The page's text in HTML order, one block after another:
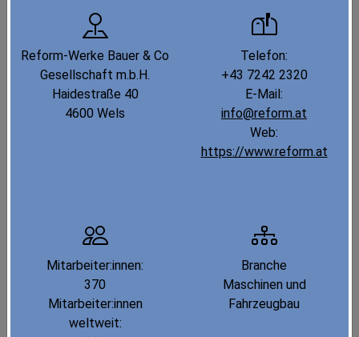
Reform-Werke Bauer & Co
Gesellschaft m.b.H.
Haidestraße 40
4600 Wels
Telefon:
+43 7242 2320
E-Mail:
info@reform.at
Web:
https://www.reform.at
Mitarbeiter:innen:
370
Mitarbeiter:innen
weltweit:
Branche
Maschinen und
Fahrzeugbau